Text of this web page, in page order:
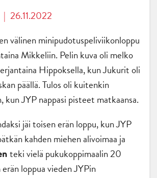
| 26.11.2022
välinen minipudotuspeliviikonloppu
Mikkeliin. Pelin kuva oli melko
Hippoksella, kun Jukurit oli
päällä. Tulos oli kuitenkin
kun JYP nappasi pisteet matkaansa.
jäi toisen erän loppu, kun JYP
kahden miehen alivoimaa ja
teki vielä pukukoppimaalin 20
loppua vieden JYPin